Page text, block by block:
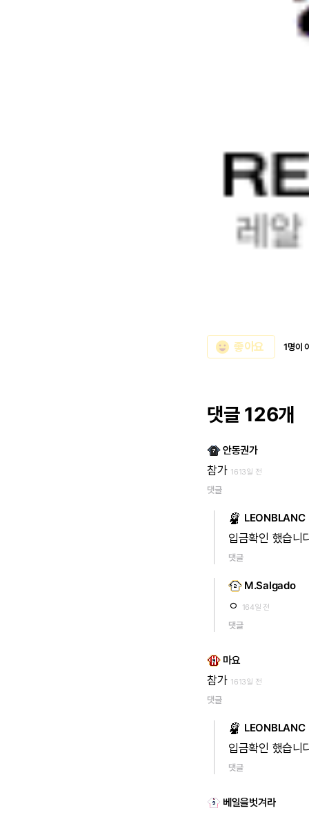
emoji_emotions 좋아요 1명이
댓글 126개
안동권가
참가 1613일 전
댓글
LEONBLANC
입금확인 했습니
댓글
M.Salgado
ㅇ 164일 전
댓글
마요
참가 1613일 전
댓글
LEONBLANC
입금확인 했습니
댓글
베일을벗겨라